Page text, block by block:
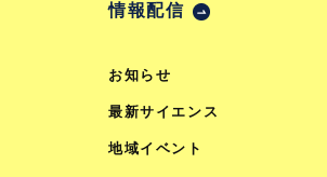
情報配信
お知らせ
最新サイエンス
地域イベント